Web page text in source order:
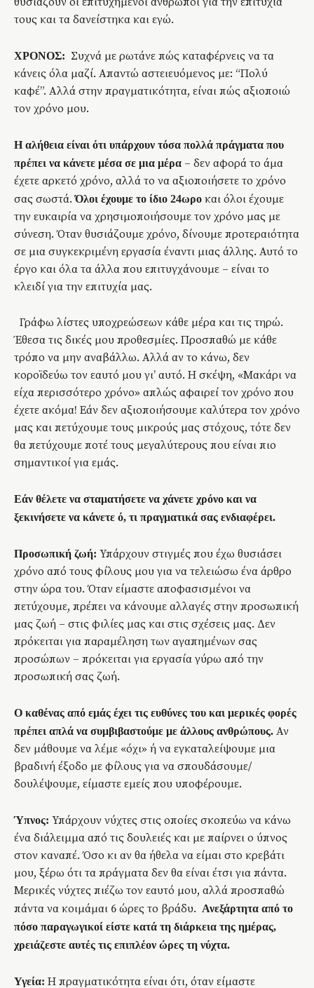
τους και τα δανείστηκα και εγώ.
ΧΡΟΝΟΣ: Συχνά με ρωτάνε πώς καταφέρνεις να τα
κάνεις όλα μαζί. Απαντώ αστειευόμενος με: “Πολύ
καφέ”. Αλλά στην πραγματικότητα, είναι πώς αξιοποιώ
τον χρόνο μου.
Η αλήθεια είναι ότι υπάρχουν τόσα πολλά πράγματα που
πρέπει να κάνετε μέσα σε μια μέρα – δεν αφορά το άμα
έχετε αρκετό χρόνο, αλλά το να αξιοποιήσετε το χρόνο
σας σωστά. Όλοι έχουμε το ίδιο 24ωρο και όλοι έχουμε
την ευκαιρία να χρησιμοποιήσουμε τον χρόνο μας με
σύνεση. Όταν θυσιάζουμε χρόνο, δίνουμε προτεραιότητα
σε μια συγκεκριμένη εργασία έναντι μιας άλλης. Αυτό το
έργο και όλα τα άλλα που επιτυγχάνουμε – είναι το
κλειδί για την επιτυχία μας.
Γράφω λίστες υποχρεώσεων κάθε μέρα και τις τηρώ.
Έθεσα τις δικές μου προθεσμίες. Προσπαθώ με κάθε
τρόπο να μην αναβάλλω. Αλλά αν το κάνω, δεν
κοροϊδεύω τον εαυτό μου γι’ αυτό. Η σκέψη, «Μακάρι να
είχα περισσότερο χρόνο» απλώς αφαιρεί τον χρόνο που
έχετε ακόμα! Εάν δεν αξιοποιήσουμε καλύτερα τον χρόνο
μας και πετύχουμε τους μικρούς μας στόχους, τότε δεν
θα πετύχουμε ποτέ τους μεγαλύτερους που είναι πιο
σημαντικοί για εμάς.
Εάν θέλετε να σταματήσετε να χάνετε χρόνο και να
ξεκινήσετε να κάνετε ό, τι πραγματικά σας ενδιαφέρει.
Προσωπική ζωή: Υπάρχουν στιγμές που έχω θυσιάσει
χρόνο από τους φίλους μου για να τελειώσω ένα άρθρο
στην ώρα του. Όταν είμαστε αποφασισμένοι να
πετύχουμε, πρέπει να κάνουμε αλλαγές στην προσωπική
μας ζωή – στις φιλίες μας και στις σχέσεις μας. Δεν
πρόκειται για παραμέληση των αγαπημένων σας
προσώπων – πρόκειται για εργασία γύρω από την
προσωπική σας ζωή.
Ο καθένας από εμάς έχει τις ευθύνες του και μερικές φορές
πρέπει απλά να συμβιβαστούμε με άλλους ανθρώπους. Αν
δεν μάθουμε να λέμε «όχι» ή να εγκαταλείψουμε μια
βραδινή έξοδο με φίλους για να σπουδάσουμε/
δουλέψουμε, είμαστε εμείς που υποφέρουμε.
Ύπνος: Υπάρχουν νύχτες στις οποίες σκοπεύω να κάνω
ένα διάλειμμα από τις δουλειές και με παίρνει ο ύπνος
στον καναπέ. Όσο κι αν θα ήθελα να είμαι στο κρεβάτι
μου, ξέρω ότι τα πράγματα δεν θα είναι έτσι για πάντα.
Μερικές νύχτες πιέζω τον εαυτό μου, αλλά προσπαθώ
πάντα να κοιμάμαι 6 ώρες το βράδυ. Ανεξάρτητα από το
πόσο παραγωγικοί είστε κατά τη διάρκεια της ημέρας,
χρειάζεστε αυτές τις επιπλέον ώρες τη νύχτα.
Υγεία: Η πραγματικότητα είναι ότι, όταν είμαστε